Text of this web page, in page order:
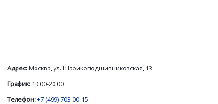
Адрес:Москва, ул. Шарикоподшипниковская, 13
График: 10:00-20:00
Телефон:+7 (499) 703-00-15